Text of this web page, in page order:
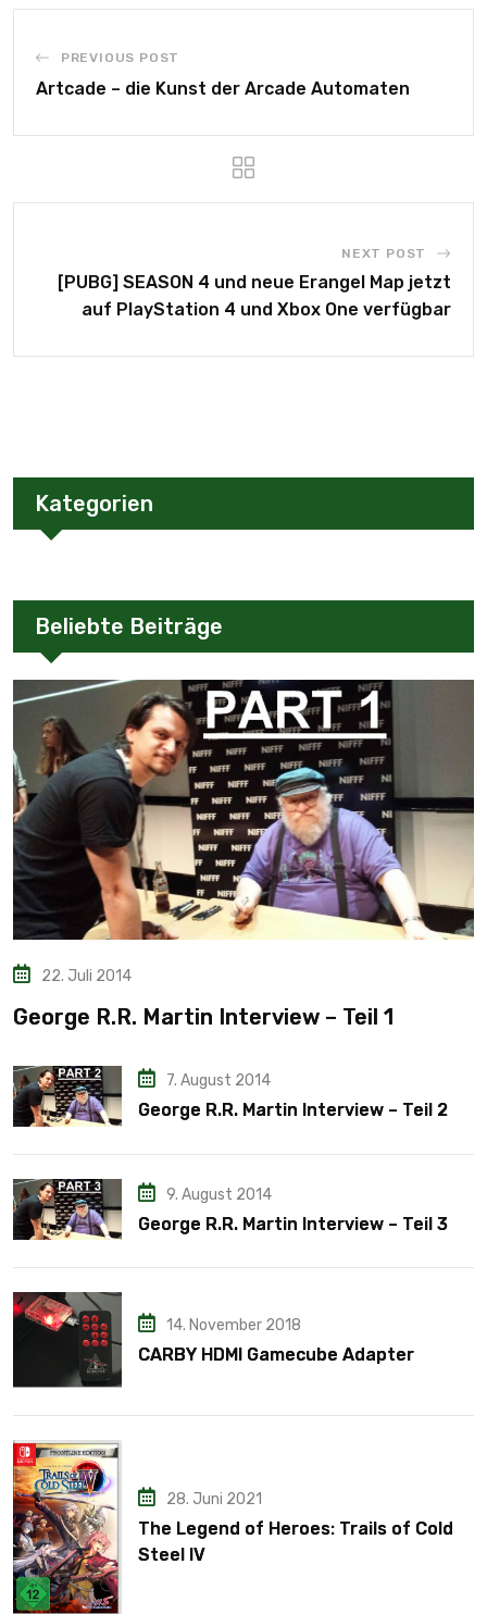
PREVIOUS POST
Artcade – die Kunst der Arcade Automaten
NEXT POST
[PUBG] SEASON 4 und neue Erangel Map jetzt
auf PlayStation 4 und Xbox One verfügbar
Kategorien
Beliebte Beiträge
22. Juli 2014
George R.R. Martin Interview – Teil 1
7. August 2014
George R.R. Martin Interview – Teil 2
9. August 2014
George R.R. Martin Interview – Teil 3
14. November 2018
CARBY HDMI Gamecube Adapter
28. Juni 2021
The Legend of Heroes: Trails of Cold
Steel IV